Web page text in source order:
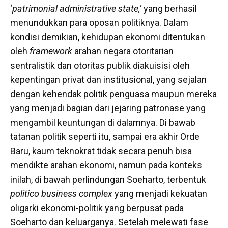
‘patrimonial administrative state,’yang berhasil
menundukkan para oposan politiknya. Dalam
kondisi demikian, kehidupan ekonomi ditentukan
oleh framework arahan negara otoritarian
sentralistik dan otoritas publik diakuisisi oleh
kepentingan privat dan institusional, yang sejalan
dengan kehendak politik penguasa maupun mereka
yang menjadi bagian dari jejaring patronase yang
mengambil keuntungan di dalamnya. Di bawab
tatanan politik seperti itu, sampai era akhir Orde
Baru, kaum teknokrat tidak secara penuh bisa
mendikte arahan ekonomi, namun pada konteks
inilah, di bawah perlindungan Soeharto, terbentuk
politico business complexyang menjadi kekuatan
oligarki ekonomi-politik yang berpusat pada
Soeharto dan keluarganya. Setelah melewati fase